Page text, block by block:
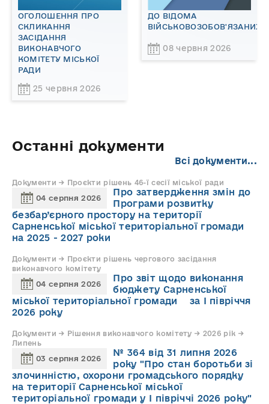
ОГОЛОШЕННЯ ПРО
СКЛИКАННЯ
ЗАСІДАННЯ
ВИКОНАВЧОГО
КОМІТЕТУ МІСЬКОЇ
РАДИ
25 червня 2026
ДО ВІДОМА
ВІЙСЬКОВОЗОБОВ'ЯЗАНИХ!
08 червня 2026
Останні документи
Всі документи...
Документи → Проєкти рішень 46-ї сесії міської ради
04 серпня 2026
Про затвердження змін до
Програми розвитку
безбар’єрного простору на території
Сарненської міської територіальної громади
на 2025 - 2027 роки
Документи → Проєкти рішень чергового засідання
виконавчого комітету
04 серпня 2026
Про звіт щодо виконання
бюджету Сарненської
міської територіальної громади за І півріччя
2026 року
Документи → Рішення виконавчого комітету → 2026 рік →
Липень
03 серпня 2026
№ 364 від 31 липня 2026
року "Про стан боротьби зі
злочинністю, охорони громадського порядку
на території Сарненської міської
територіальної громади у І півріччі 2026 року"